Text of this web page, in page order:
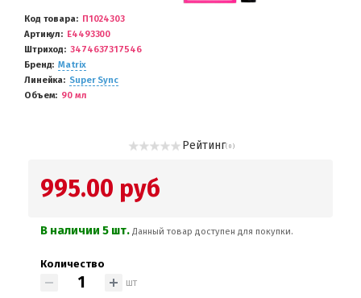
Код товара
П1024303
Артикул
E4493300
Штриход
3474637317546
Бренд
Matrix
Линейка
Super Sync
Объем
90 мл
Рейтинг( 0 )
995.00 руб
В наличии 5 шт. Данный товар доступен для покупки.
Количество
шт